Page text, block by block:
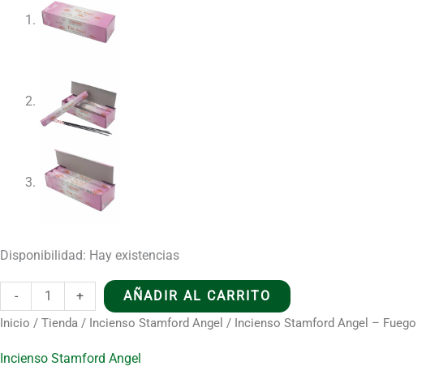
Disponibilidad: Hay existencias
-
Incienso
Stamford
-
+ AÑADIR AL CARRITO
Inicio / Tienda / Incienso Stamford Angel / Incienso Stamford Angel – Fuego
Incienso Stamford Angel